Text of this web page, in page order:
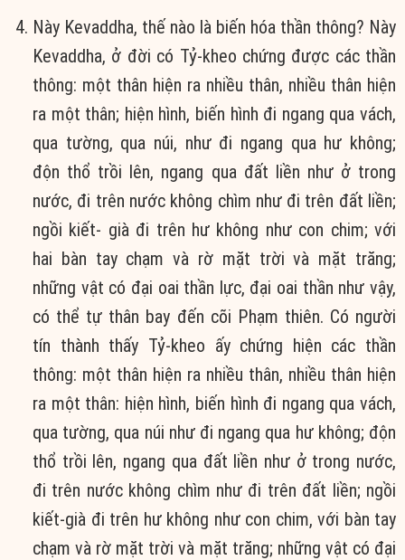
Này Kevaddha, thế nào là biến hóa thần thông? Này
Kevaddha, ở đời có Tỷ-kheo chứng được các thần
thông: một thân hiện ra nhiều thân, nhiều thân hiện
ra một thân; hiện hình, biến hình đi ngang qua vách,
qua tường, qua núi, như đi ngang qua hư không;
độn thổ trồi lên, ngang qua đất liền như ở trong
nước, đi trên nước không chìm như đi trên đất liền;
ngồi kiết- già đi trên hư không như con chim; với
hai bàn tay chạm và rờ mặt trời và mặt trăng;
những vật có đại oai thần lực, đại oai thần như vậy,
có thể tự thân bay đến cõi Phạm thiên. Có người
tín thành thấy Tỷ-kheo ấy chứng hiện các thần
thông: một thân hiện ra nhiều thân, nhiều thân hiện
ra một thân: hiện hình, biến hình đi ngang qua vách,
qua tường, qua núi như đi ngang qua hư không; độn
thổ trồi lên, ngang qua đất liền như ở trong nước,
đi trên nước không chìm như đi trên đất liền; ngồi
kiết-già đi trên hư không như con chim, với bàn tay
chạm và rờ mặt trời và mặt trăng; những vật có đại